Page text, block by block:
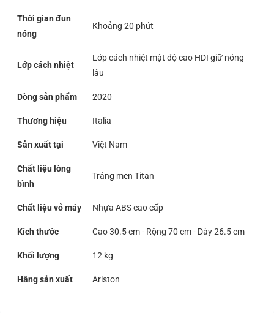
Thời gian đun
nóng
Khoảng 20 phút
Lớp cách nhiệt
Lớp cách nhiệt mật độ cao HDI giữ nóng
lâu
Dòng sản phẩm 2020
Thương hiệu Italia
Sản xuất tại Việt Nam
Chất liệu lòng
bình
Tráng men Titan
Chất liệu vỏ máy Nhựa ABS cao cấp
Kích thước Cao 30.5 cm - Rộng 70 cm - Dày 26.5 cm
Khối lượng 12 kg
Hãng sản xuất Ariston